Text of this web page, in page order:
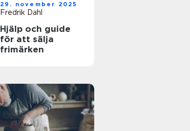
29. november 2025
Fredrik Dahl
Hjälp och guide
för att sälja
frimärken